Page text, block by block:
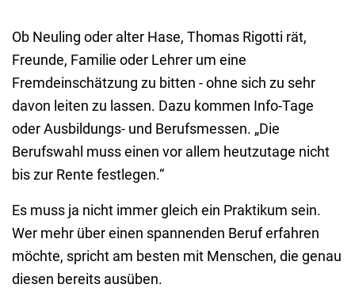
Ob Neuling oder alter Hase, Thomas Rigotti rät,
Freunde, Familie oder Lehrer um eine
Fremdeinschätzung zu bitten - ohne sich zu sehr
davon leiten zu lassen. Dazu kommen Info-Tage
oder Ausbildungs- und Berufsmessen. „Die
Berufswahl muss einen vor allem heutzutage nicht
bis zur Rente festlegen.“
Es muss ja nicht immer gleich ein Praktikum sein.
Wer mehr über einen spannenden Beruf erfahren
möchte, spricht am besten mit Menschen, die genau
diesen bereits ausüben.